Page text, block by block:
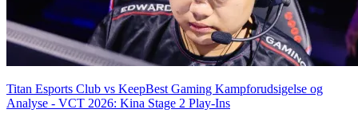
Titan Esports Club vs KeepBest Gaming Kampforudsigelse og
Analyse - VCT 2026: Kina Stage 2 Play-Ins